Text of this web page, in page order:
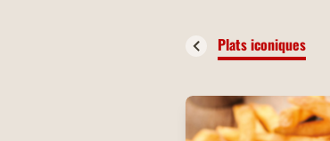
Plats iconiques